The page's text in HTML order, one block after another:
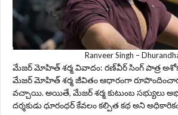
Ranveer Singh –
మేజర్ మోహిత్ శర్మ వివాదం: రణ్‌వీర్ సింగ్ పాత్ర అశోక
మేజర్ మోహిత్ శర్మ జీవితం ఆధారంగా
వచ్చాయి. అయితే, మేజర్ శర్మ కుటుంబ సభ్యులు
దర్శకుడు ధూరంధర్ కేవలం కల్పిత కథ అని